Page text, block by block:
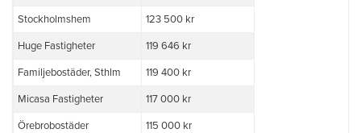
Stockholmshem 123 500 kr
Huge Fastigheter 119 646 kr
Familjebostäder, Sthlm 119 400 kr
Micasa Fastigheter 117 000 kr
Örebrobostäder 115 000 kr